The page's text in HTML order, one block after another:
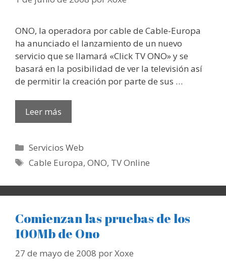
ONO, la operadora por cable de Cable-Europa
ha anunciado el lanzamiento de un nuevo
servicio que se llamará «Click TV ONO» y se
basará en la posibilidad de ver la televisión así
de permitir la creación por parte de sus …
Leer más
Categorías
Servicios Web
Etiquetas
Cable Europa,ONO, TV Online
Comienzan las pruebas de los
100Mb de Ono
27 de mayo de 2008 porXoxe